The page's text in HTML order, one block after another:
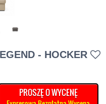
- HOCKER
PROSZĘ O WYCENĘ